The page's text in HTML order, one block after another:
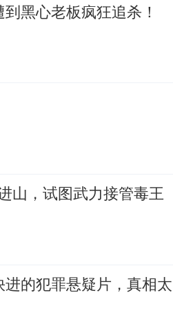
黑心老板疯狂追杀！
山，试图武力接管毒王
的犯罪悬疑片，真相太